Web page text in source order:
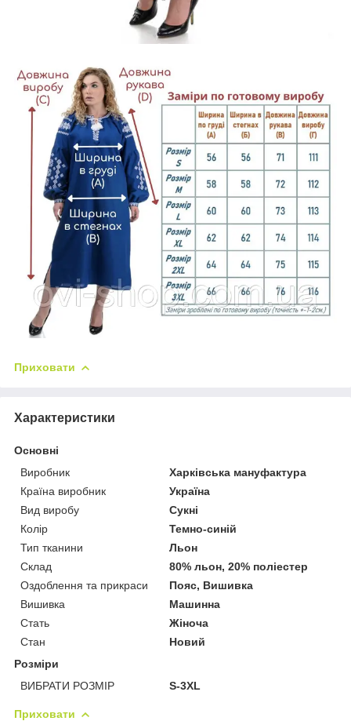
Приховати
Характеристики
Основні
Виробник
Харківська мануфактура
Країна виробник
Україна
Вид виробу
Сукні
Колір
Темно-синій
Тип тканини
Льон
Склад
80% льон, 20% поліестер
Оздоблення та прикраси
Пояс, Вишивка
Вишивка
Машинна
Стать
Жіноча
Стан
Новий
Розміри
ВИБРАТИ РОЗМІР
S-3XL
Приховати